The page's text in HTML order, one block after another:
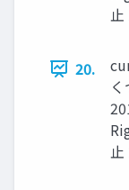
止
20.
止